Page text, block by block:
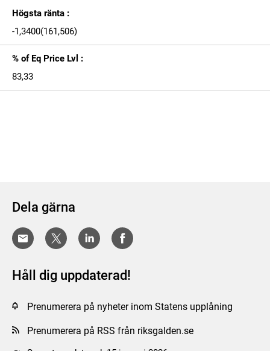
Högsta ränta :
-1,3400(161,506)
% of Eq Price Lvl :
83,33
Dela gärna
Håll dig uppdaterad!
Prenumerera på nyheter inom Statens upplåning
Prenumerera på RSS från riksgalden.se